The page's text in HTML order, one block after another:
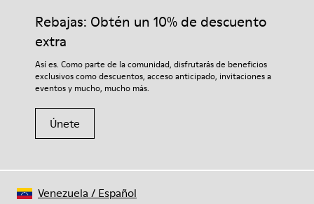
garantizará que duren más tiempo.
Si deseas obtener información detallada sobre cómo cuidar de
tu par, visita nuestraGuía para el cuidado del calzado.
Rebajas: Obtén un 10% de descuento
extra
Así es. Como parte de la comunidad, disfrutarás de beneficios
exclusivos como descuentos, acceso anticipado, invitaciones a
eventos y mucho, mucho más.
Únete
Venezuela / Español